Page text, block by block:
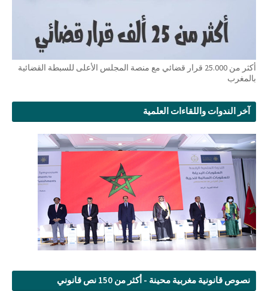
أكثر من 25.000 قرار قضائي مع منصة المجلس الأعلى للسبطة القضائية
بالمغرب
آخر الندوات واللقاءات العلمية
نصوص قانونية مغربية محينة - أكثر من 150 نص قانوني